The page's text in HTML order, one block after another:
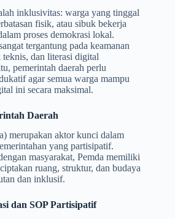
inklusivitas: warga yang tinggal
fisik, atau sibuk bekerja
proses demokrasi lokal.
tergantung pada keamanan
teknis, dan literasi digital
pemerintah daerah perlu
agar semua warga mampu
ini secara maksimal.
Daerah
merupakan aktor kunci dalam
yang partisipatif.
masyarakat, Pemda memiliki
ruang, struktur, dan budaya
dan inklusif.
dan SOP Partisipatif